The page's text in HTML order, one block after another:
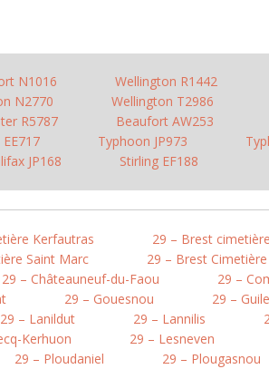
N1016 Wellington R1442
N2770 Wellington T2986
R5787 Beaufort AW253
Typhoon JP973
JP168
Stirling EF188
Kerfautras
29 – Brest
Saint Marc 29 – Brest
29 – Châteauneuf-du-Faou 29 –
29 – Gouesnou 29 –
29 – Lanildut 29 – Lannilis
Kerhuon 29 – Lesneven
29 – Ploudaniel 29 – Plougasnou